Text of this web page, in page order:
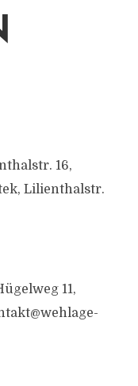
16,
Lilienthalstr.
11,